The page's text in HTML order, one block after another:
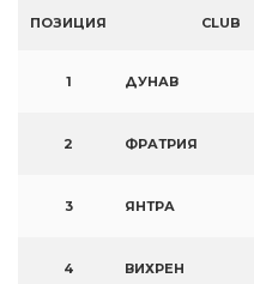
ПОЗИЦИЯ CLUB
1 ДУНАВ
2 ФРАТРИЯ
3 ЯНТРА
4 ВИХРЕН